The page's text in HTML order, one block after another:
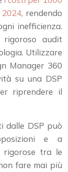
2024, rendendo
inefficienza.
audit
Utilizzare
Manager 360
su una DSP
riprendere il
dalle DSP può
e a
rigorose tra le
fare mai più